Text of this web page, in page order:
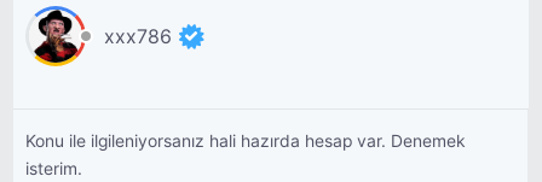
xxx786
Konu ile ilgileniyorsanız hali hazırda hesap var. Denemek
isterim.